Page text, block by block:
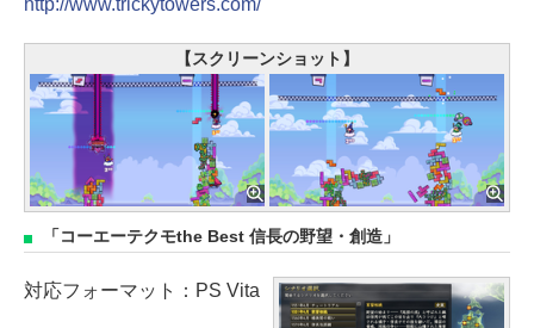
http://www.trickytowers.com/
【スクリーンショット】
「コーエーテクモthe Best 信長の野望・創造」
対応フォーマット：PS Vita